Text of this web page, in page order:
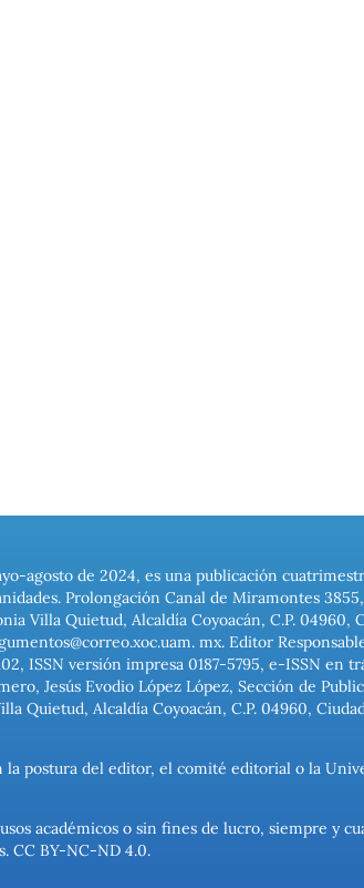
agosto de 2024, es una publicación
Prolongación Canal de Miramontes
Villa Quietud, Alcaldía Coyoacán, C.P.
mx. Editor
ISSN versión impresa 0187-5795, e-ISSN
Jesús Evodio López López, Sección de
Quietud, Alcaldía Coyoacán, C.P. 04960,
postura del editor, el comité editorial o la
académicos o sin fines de lucro, siempre y
CC BY-NC-ND 4.0.